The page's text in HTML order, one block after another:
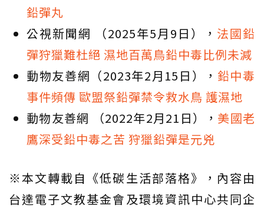
鉛彈丸
公視新聞網 （2025年5月9日）， 法國鉛
彈狩獵難杜絕 濕地百萬鳥鉛中毒比例未減
動物友善網（2023年2月15日）， 鉛中毒
事件頻傳 歐盟祭鉛彈禁令救水鳥 護濕地
動物友善網 （2022年2月21日）， 美國老
鷹深受鉛中毒之苦 狩獵鉛彈是元兇
※本文轉載自《低碳生活部落格》，內容由
台達電子文教基金會及環境資訊中心共同企